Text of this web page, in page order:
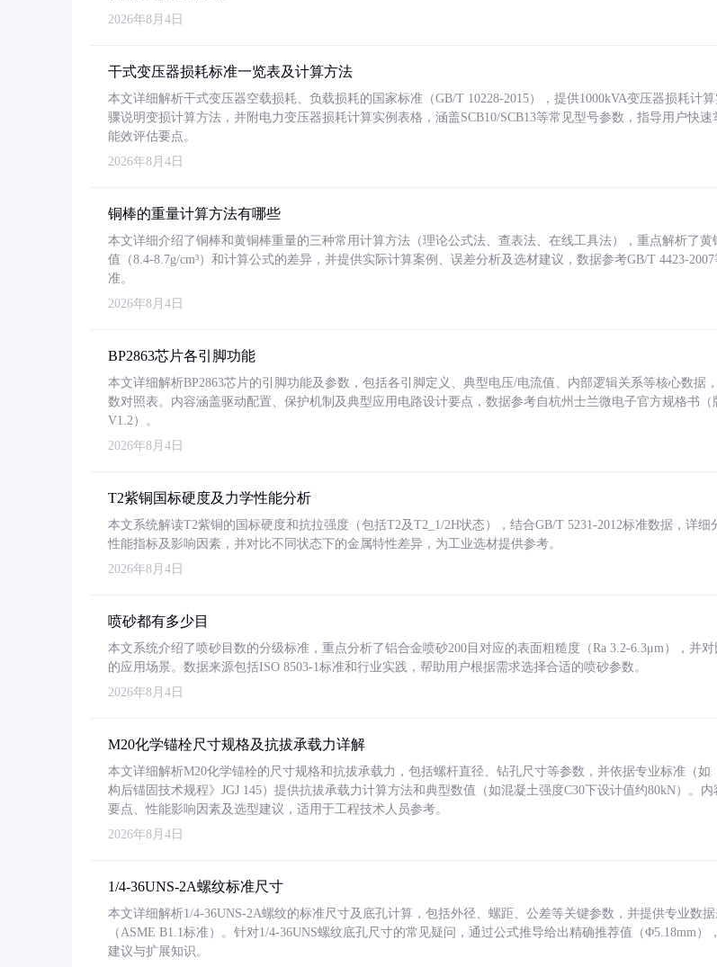
2026年8月4日
干式变压器损耗标准一览表及计算方法
本文详细解析干式变压器空载损耗、负载损耗的国家标准（GB/T 10228-2015），提供1000kVA变压器损耗计
骤说明变损计算方法，并附电力变压器损耗计算实例表格，涵盖SCB10/SCB13等常见型号参数，指导用户快速
能效评估要点。
2026年8月4日
铜棒的重量计算方法有哪些
本文详细介绍了铜棒和黄铜棒重量的三种常用计算方法（理论公式法、查表法、在线工具法），重点解析了黄
值（8.4-8.7g/cm³）和计算公式的差异，并提供实际计算案例、误差分析及选材建议，数据参考GB/T 4423-
准。
2026年8月4日
BP2863芯片各引脚功能
本文详细解析BP2863芯片的引脚功能及参数，包括各引脚定义、典型电压/电流值、内部逻辑关系等核心数据
数对照表。内容涵盖驱动配置、保护机制及典型应用电路设计要点，数据参考自杭州士兰微电子官方规格书（
V1.2）。
2026年8月4日
T2紫铜国标硬度及力学性能分析
本文系统解读T2紫铜的国标硬度和抗拉强度（包括T2及T2_1/2H状态），结合GB/T 5231-2012标准数据，详细
性能指标及影响因素，并对比不同状态下的金属特性差异，为工业选材提供参考。
2026年8月4日
喷砂都有多少目
本文系统介绍了喷砂目数的分级标准，重点分析了铝合金喷砂200目对应的表面粗糙度（Ra 3.2-6.3μm），并
的应用场景。数据来源包括ISO 8503-1标准和行业实践，帮助用户根据需求选择合适的喷砂参数。
2026年8月4日
M20化学锚栓尺寸规格及抗拔承载力详解
本文详细解析M20化学锚栓的尺寸规格和抗拔承载力，包括螺杆直径、钻孔尺寸等参数，并依据专业标准（如
构后锚固技术规程》JGJ 145）提供抗拔承载力计算方法和典型数值（如混凝土强度C30下设计值约80kN）。内
要点、性能影响因素及选型建议，适用于工程技术人员参考。
2026年8月4日
1/4-36UNS-2A螺纹标准尺寸
本文详细解析1/4-36UNS-2A螺纹的标准尺寸及底孔计算，包括外径、螺距、公差等关键参数，并提供专业数
（ASME B1.1标准）。针对1/4-36UNS螺纹底孔尺寸的常见疑问，通过公式推导给出精确推荐值（Φ5.18mm）
建议与扩展知识。